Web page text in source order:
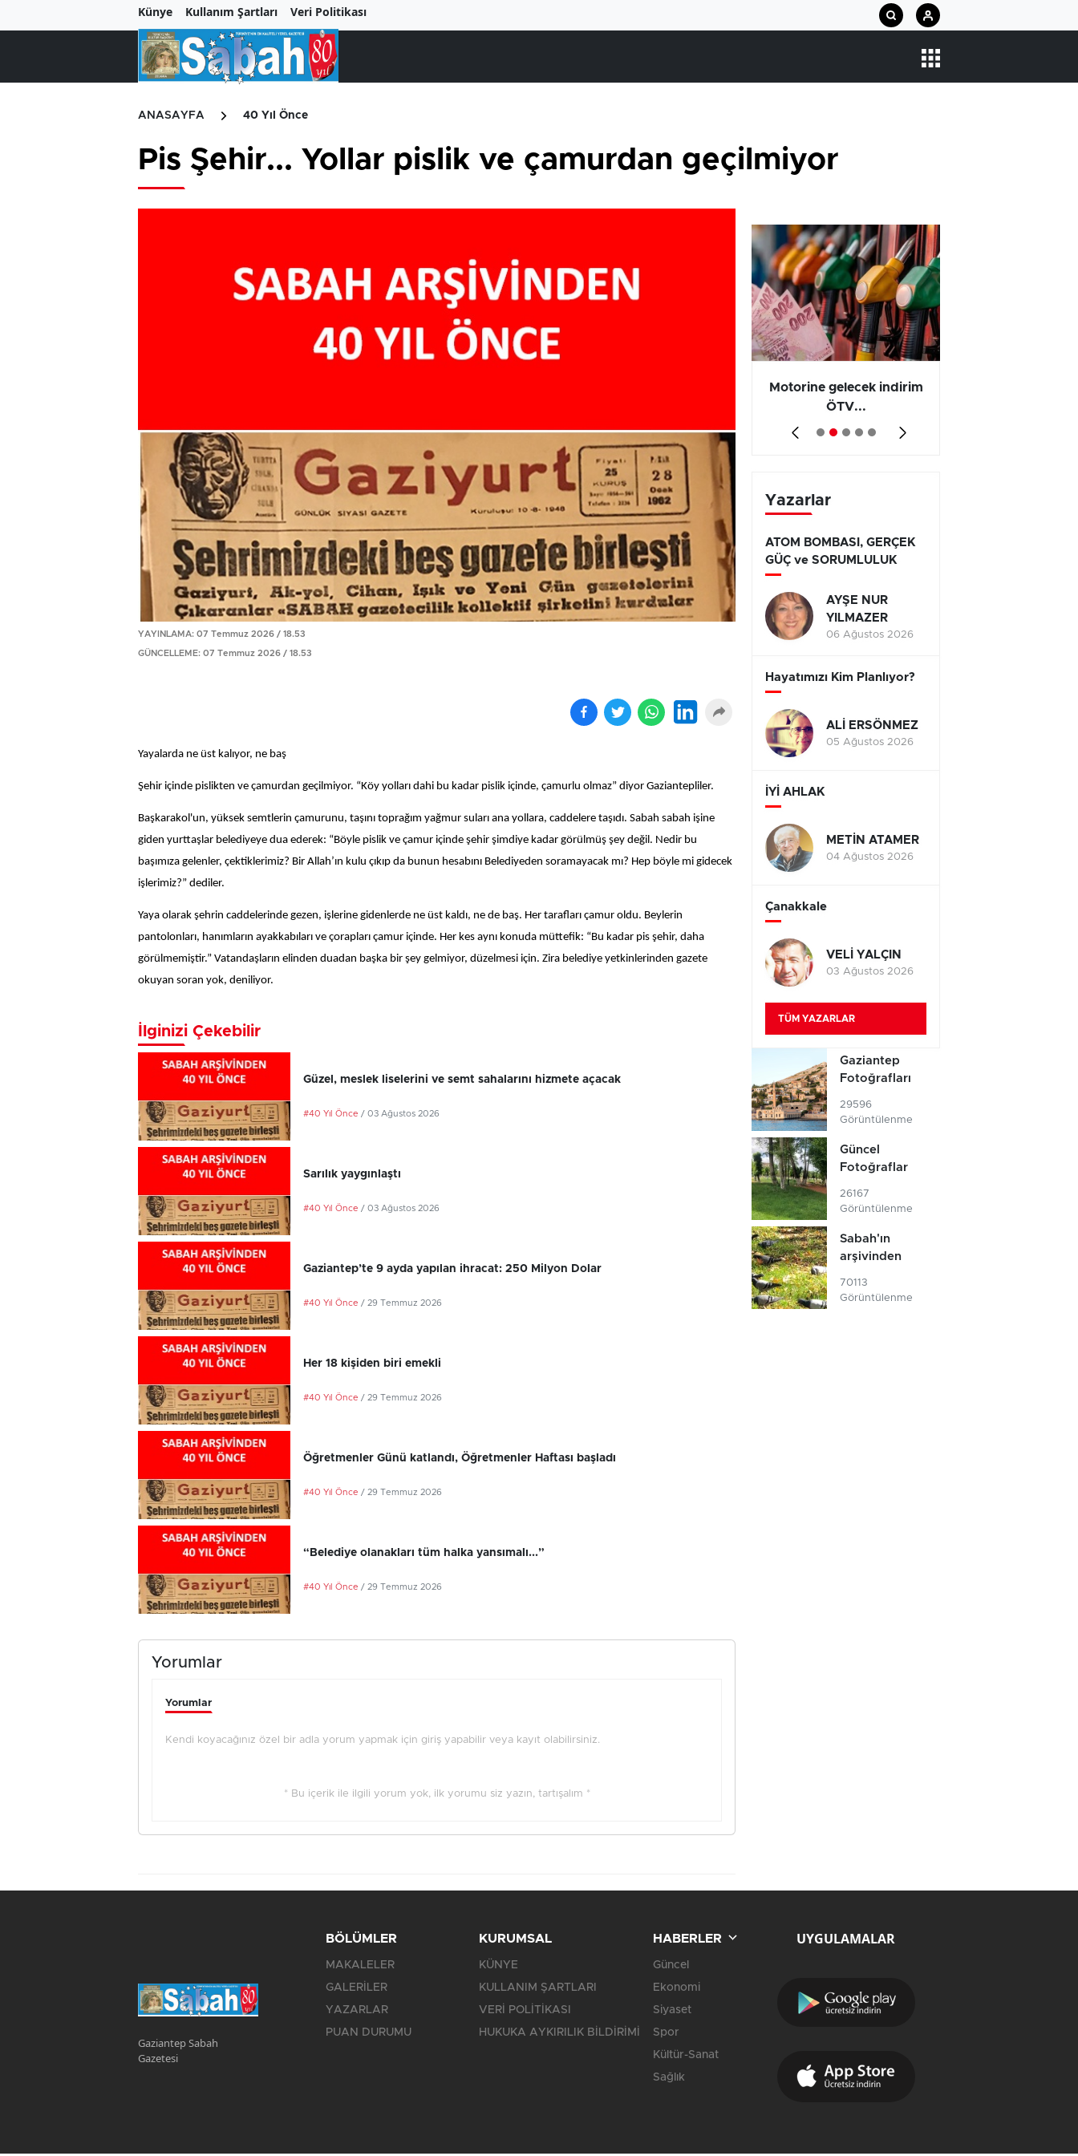
Künye Kullanım Şartları Veri Politikası
ANASAYFA 40 Yıl Önce
Pis Şehir... Yollar pislik ve çamurdan geçilmiyor
YAYINLAMA: 07 Temmuz 2026 / 18.53
GÜNCELLEME: 07 Temmuz 2026 / 18.53
Yayalarda ne üst kalıyor, ne baş
Şehir içinde pislikten ve çamurdan geçilmiyor. “Köy yolları dahi bu kadar pislik içinde, çamurlu olmaz” diyor Gaziantepliler.
Başkarakol'un, yüksek semtlerin çamurunu, taşını toprağım yağmur suları ana yollara, caddelere taşıdı. Sabah sabah işine
giden yurttaşlar belediyeye dua ederek: “Böyle pislik ve çamur içinde şehir şimdiye kadar görülmüş şey değil. Nedir bu
başımıza gelenler, çektiklerimiz? Bir Allah’ın kulu çıkıp da bunun hesabını Belediyeden soramayacak mı? Hep böyle mi gidecek
işlerimiz?” dediler.
Yaya olarak şehrin caddelerinde gezen, işlerine gidenlerde ne üst kaldı, ne de baş. Her tarafları çamur oldu. Beylerin
pantolonları, hanımların ayakkabıları ve çorapları çamur içinde. Her kes aynı konuda müttefik: “Bu kadar pis şehir, daha
görülmemiştir.” Vatandaşların elinden duadan başka bir şey gelmiyor, düzelmesi için. Zira belediye yetkinlerinden gazete
okuyan soran yok, deniliyor.
İlginizi Çekebilir
Güzel, meslek liselerini ve semt sahalarını hizmete açacak
#40 Yıl Önce / 03 Ağustos 2026
Sarılık yaygınlaştı
#40 Yıl Önce / 03 Ağustos 2026
Gaziantep’te 9 ayda yapılan ihracat: 250 Milyon Dolar
#40 Yıl Önce / 29 Temmuz 2026
Her 18 kişiden biri emekli
#40 Yıl Önce / 29 Temmuz 2026
Öğretmenler Günü katlandı, Öğretmenler Haftası başladı
#40 Yıl Önce / 29 Temmuz 2026
“Belediye olanakları tüm halka yansımalı...”
#40 Yıl Önce / 29 Temmuz 2026
Yorumlar
Yorumlar
Kendi koyacağınız özel bir adla yorum yapmak için giriş yapabilir veya kayıt olabilirsiniz.
* Bu içerik ile ilgili yorum yok, ilk yorumu siz yazın, tartışalım *
Motorine gelecek indirim
ÖTV...
Yazarlar
ATOM BOMBASI, GERÇEK
GÜÇ ve SORUMLULUK
AYŞE NUR
YILMAZER
06 Ağustos 2026
Hayatımızı Kim Planlıyor?
ALİ ERSÖNMEZ
05 Ağustos 2026
İYİ AHLAK
METİN ATAMER
04 Ağustos 2026
Çanakkale
VELİ YALÇIN
03 Ağustos 2026
TÜM YAZARLAR
Gaziantep
Fotoğrafları
29596
Görüntülenme
Güncel
Fotoğraflar
26167
Görüntülenme
Sabah'ın
arşivinden
70113
Görüntülenme
Gaziantep Sabah
Gazetesi
BÖLÜMLER
MAKALELER
GALERİLER
YAZARLAR
PUAN DURUMU
KURUMSAL
KÜNYE
KULLANIM ŞARTLARI
VERİ POLİTİKASI
HUKUKA AYKIRILIK BİLDİRİMİ
HABERLER
Güncel
Ekonomi
Siyaset
Spor
Kültür-Sanat
Sağlık
UYGULAMALAR